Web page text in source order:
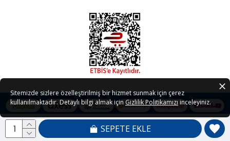
SEPETE EKLE
Copyright © 2021 - 2026 Petedor.com Tüm Hakları Saklıdır
Sitemizde sizlere özelleştirilmiş bir hizmet sunmak için çerez
kullanılmaktadır. Detaylı bilgi almak için Gizlilik Politikamızı inceleyiniz.